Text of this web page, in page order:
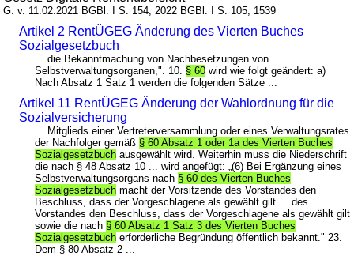
G. v. 11.02.2021 BGBl. I S. 154, 2022 BGBl. I S. 105, 1539
Artikel 2 RentÜGEG Änderung des Vierten Buches
Sozialgesetzbuch
... die Bekanntmachung von Nachbesetzungen von
Selbstverwaltungsorganen,". 10. § 60 wird wie folgt geändert: a)
Nach Absatz 1 Satz 1 werden die folgenden Sätze ...
Artikel 11 RentÜGEG Änderung der Wahlordnung für die
Sozialversicherung
... Mitglieds einer Vertreterversammlung oder eines Verwaltungsrates
der Nachfolger gemäß § 60 Absatz 1 oder 1a des Vierten Buches
Sozialgesetzbuch ausgewählt wird. Weiterhin muss die Niederschrift
die nach § 48 Absatz 10 ... wird angefügt: „(6) Bei Ergänzung eines
Selbstverwaltungsorgans nach § 60 des Vierten Buches
Sozialgesetzbuch macht der Vorsitzende des Vorstandes den
Beschluss, dass der Vorgeschlagene als gewählt gilt ... des
Vorstandes den Beschluss, dass der Vorgeschlagene als gewählt gilt
sowie die nach § 60 Absatz 1 Satz 3 des Vierten Buches
Sozialgesetzbuch erforderliche Begründung öffentlich bekannt." 23.
Dem § 80 Absatz 2 ...